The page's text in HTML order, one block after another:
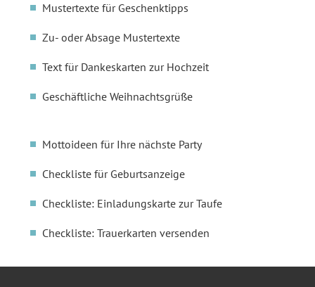
Mustertexte für Geschenktipps
Zu- oder Absage Mustertexte
Text für Dankeskarten zur Hochzeit
Geschäftliche Weihnachtsgrüße
Mottoideen für Ihre nächste Party
Checkliste für Geburtsanzeige
Checkliste: Einladungskarte zur Taufe
Checkliste: Trauerkarten versenden